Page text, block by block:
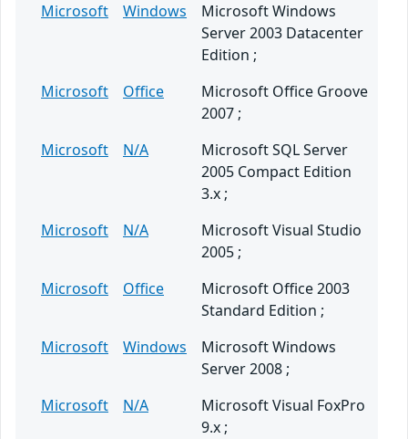
Microsoft
Windows
Microsoft Windows
Server 2003 Datacenter
Edition ;
Microsoft
Office
Microsoft Office Groove
2007 ;
Microsoft
N/A
Microsoft SQL Server
2005 Compact Edition
3.x ;
Microsoft
N/A
Microsoft Visual Studio
2005 ;
Microsoft
Office
Microsoft Office 2003
Standard Edition ;
Microsoft
Windows
Microsoft Windows
Server 2008 ;
Microsoft
N/A
Microsoft Visual FoxPro
9.x ;